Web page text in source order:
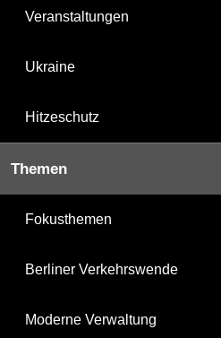
Veranstaltungen
Ukraine
Hitzeschutz
Themen
Fokusthemen
Berliner Verkehrswende
Moderne Verwaltung